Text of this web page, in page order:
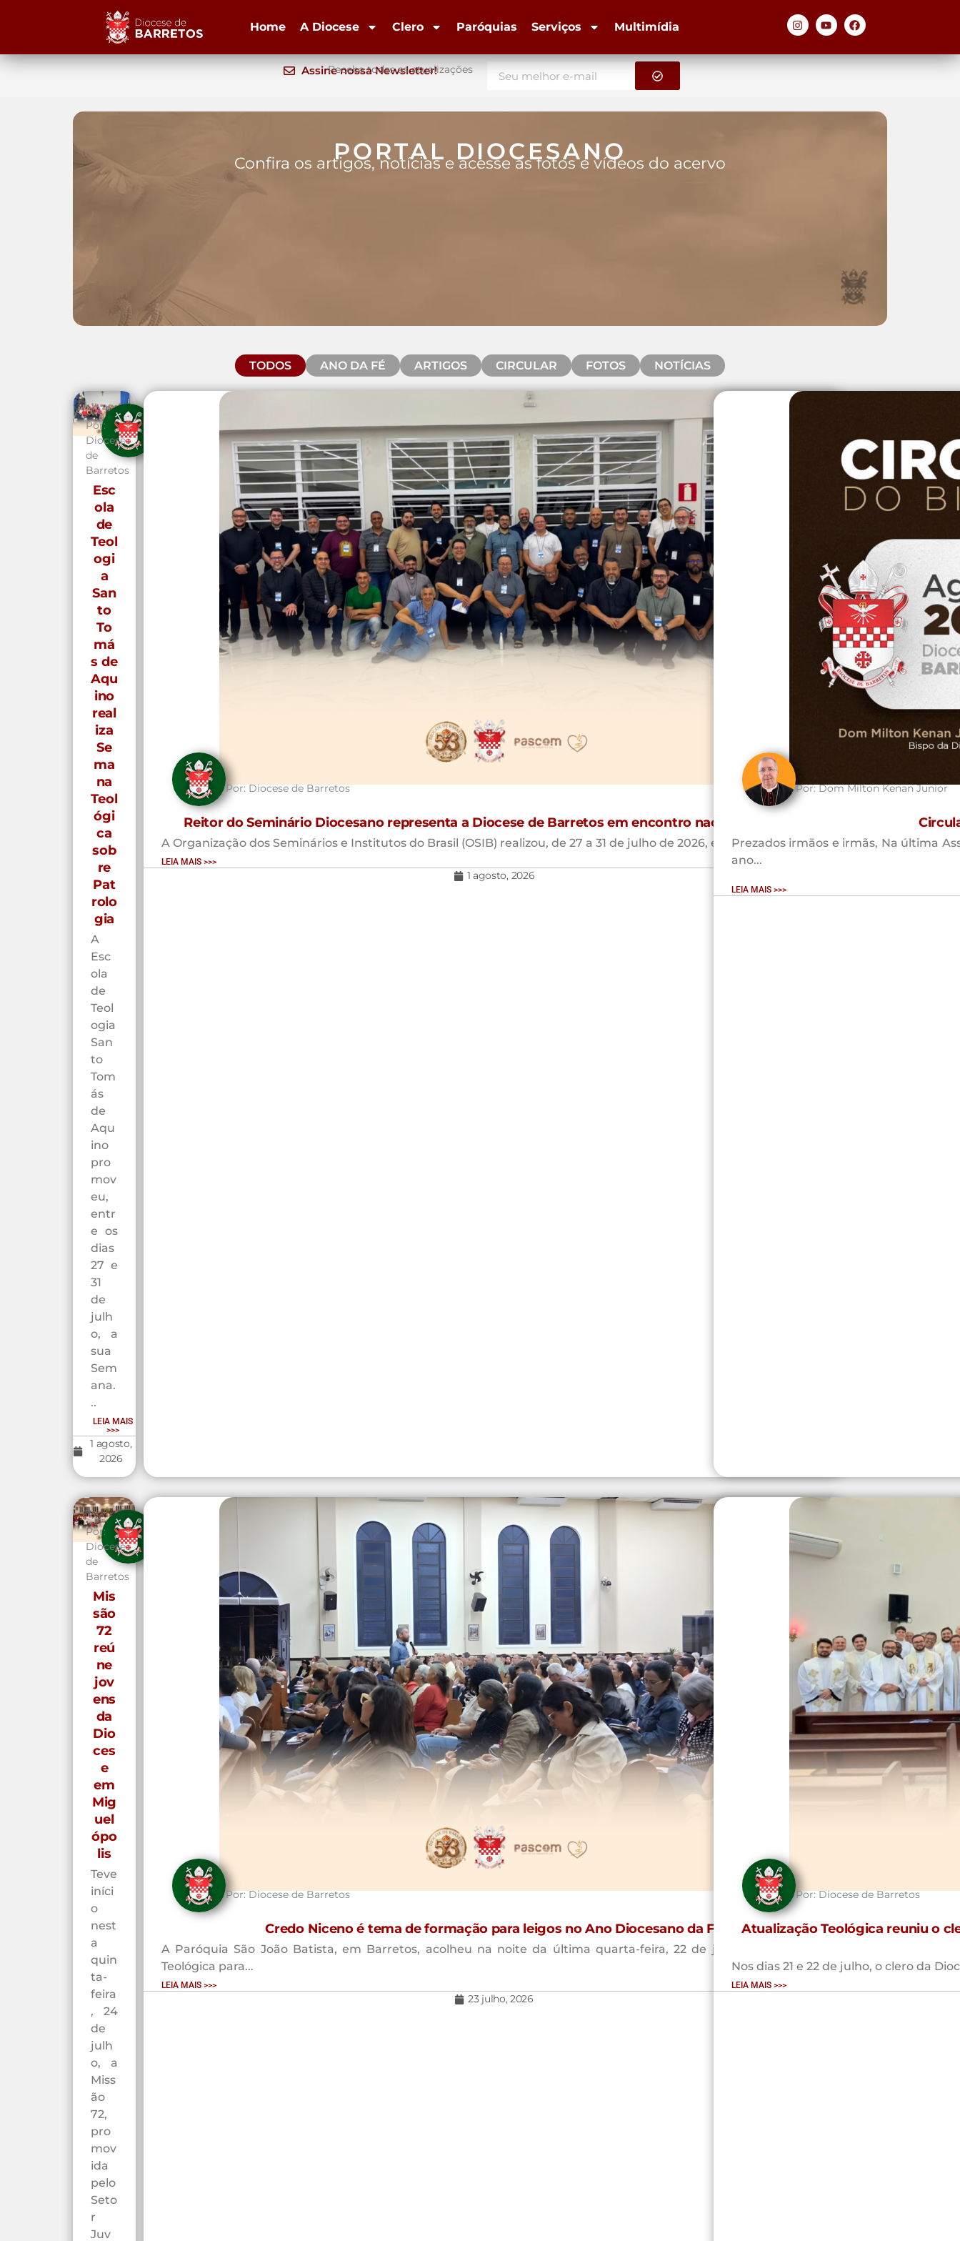
Home A Diocese Clero Paróquias Serviços Multimídia
Assine nossa Newsletter!
Receba todas as atualizações
PORTAL DIOCESANO
Confira os artigos, notícias e acesse as fotos e vídeos do acervo
ANO DA FÉ ARTIGOS CIRCULAR FOTOS NOTÍCIAS
TODOS
Por:
Diocese
de
Barretos
Esc
ola
de
Teol
ogi
a
San
to
To
má
s de
Aqu
ino
real
iza
Se
ma
na
Teol
ógi
ca
sob
re
Pat
rolo
gia
A
Esc
ola
de
Teol
ogia
San
to
Tom
ás
de
Aqu
ino
pro
mov
eu,
entr
e os
dias
27 e
31
de
julh
o, a
sua
Sem
ana.
..
LEIA MAIS
>>>
1 agosto,
2026
Por:Diocese de Barretos
Reitor do Seminário Diocesano representa a Diocese de Barretos em encontro nacional da OSIB
A Organização dos Seminários e Institutos do Brasil (OSIB) realizou, de 27 a 31 de julho de 2026, em Belo...
LEIA MAIS >>>
1 agosto, 2026
Por:Dom Milton Kenan Junior
Prezados irmãos e irmãs, Na última
ano...
LEIA MAIS >>>
Por:
Diocese
de
Barretos
Mis
são
72
reú
ne
jov
ens
da
Dio
ces
e
em
Mig
uel
ópo
lis
Teve
iníci
o
nest
a
quin
ta-
feira
, 24
de
julh
o, a
Miss
ão
72,
pro
mov
ida
pelo
Seto
r
Juv
Por:Diocese de Barretos
Credo Niceno é tema de formação para leigos no Ano Diocesano da Fé
A Paróquia São João Batista, em Barretos, acolheu na noite da última quarta-feira, 22 de julho a Atualização
Teológica para...
LEIA MAIS >>>
23 julho, 2026
Por:Diocese de Barretos
Atualização Teológica reuniu o
Nos dias 21 e 22 de julho, o clero da
LEIA MAIS >>>